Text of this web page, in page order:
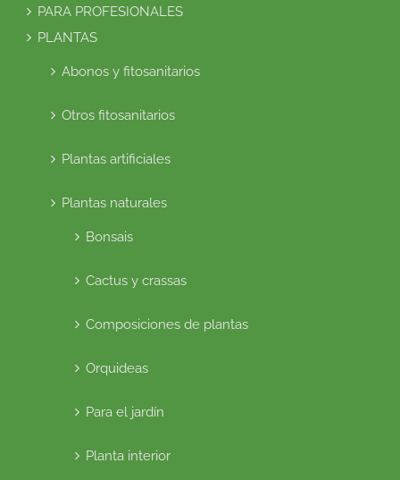
PARA PROFESIONALES
PLANTAS
Abonos y fitosanitarios
Otros fitosanitarios
Plantas artificiales
Plantas naturales
Bonsais
Cactus y crassas
Composiciones de plantas
Orquideas
Para el jardín
Planta interior